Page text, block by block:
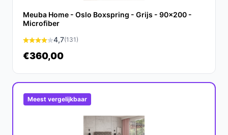
De Opberg Boxspring Fenne combineert stijl, comfort
en functionaliteit. Met zijn ruime opbergruimte en
keuze voor elke slaapkamer.
Ontdek alle specificaties en vergelijk prijzen op beste-
boxspring.nl. Kies bewust wat perfect past bij jouw
behoeften!
Meuba Home - Oslo Boxspring - Grijs - 90x200 -
Microfiber
4,7(131)
€360,00
Meest vergelijkbaar